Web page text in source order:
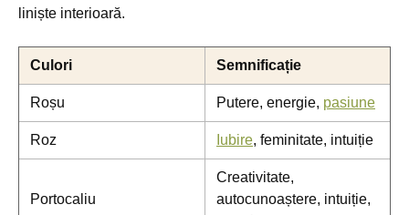
liniște interioară.
Culori Semnificație
Roșu Putere, energie, pasiune
Roz Iubire, feminitate, intuiție
Portocaliu
Creativitate,
autocunoaștere, intuiție,